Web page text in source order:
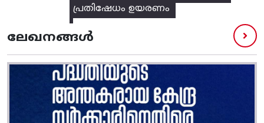
പ്രതിഷേധം ഉയരണം
ലേഖനങ്ങൾ